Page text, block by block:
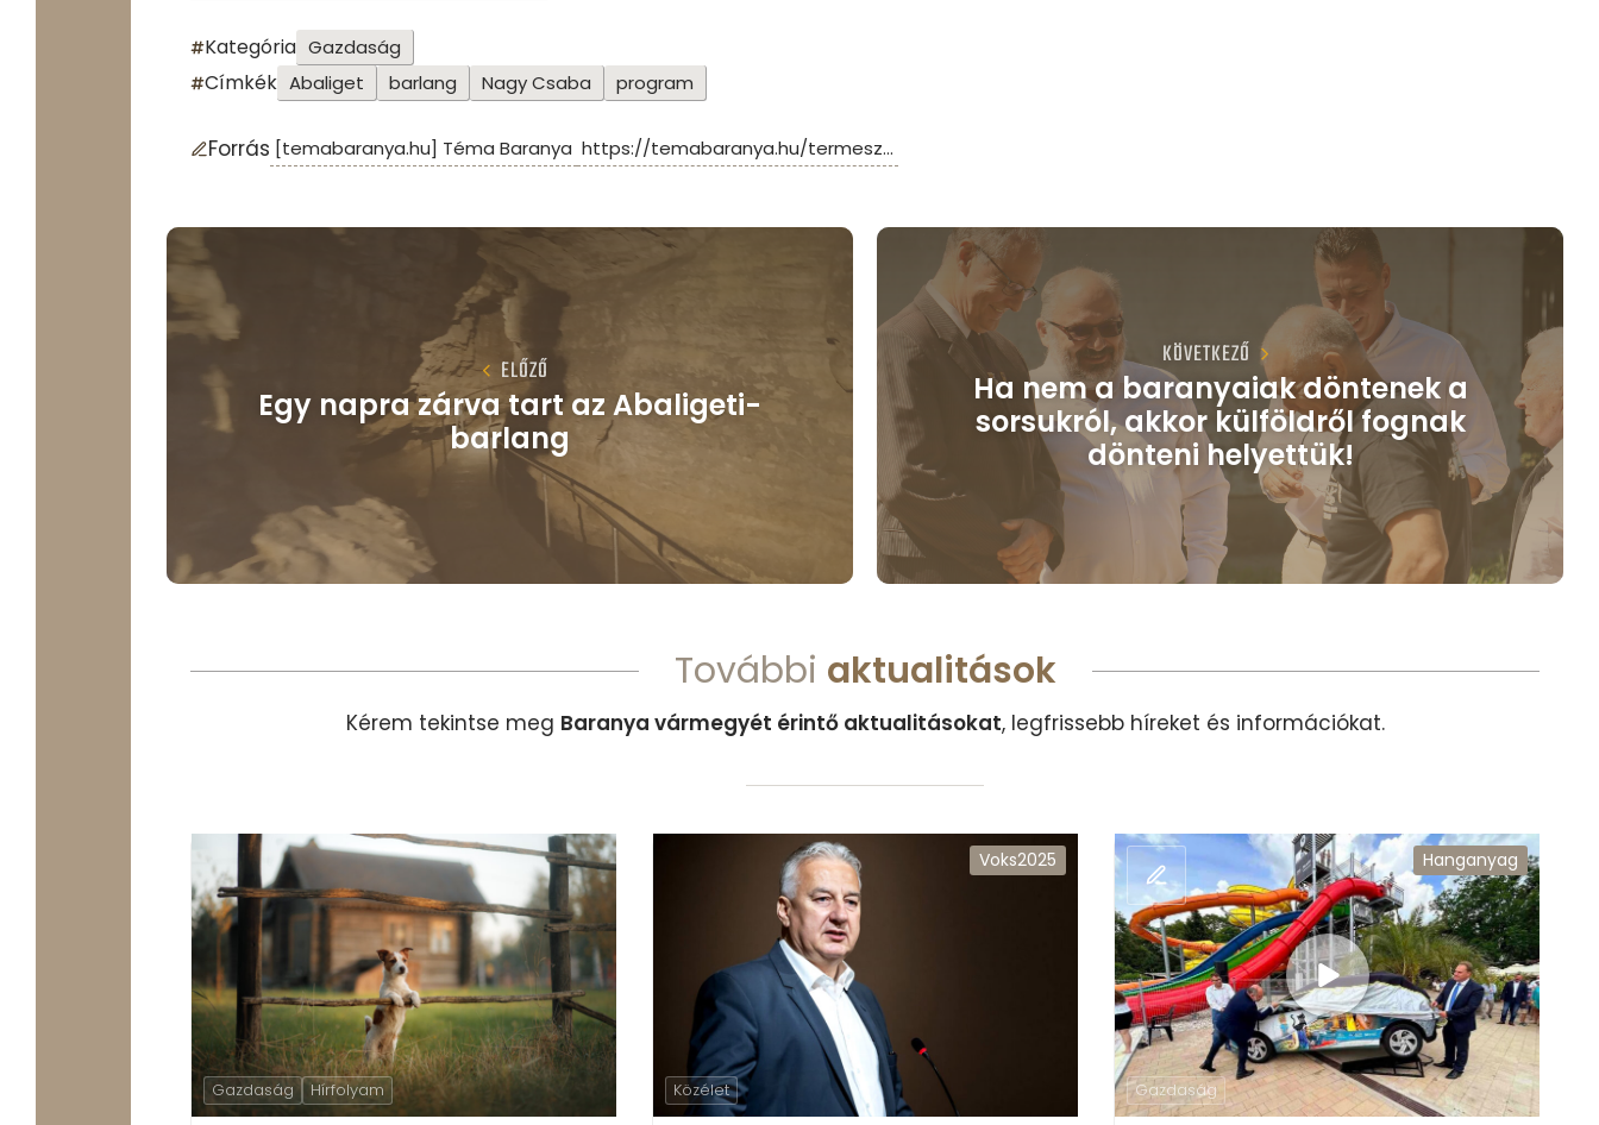
Kategória Gazdaság
Címkék Abaliget barlang Nagy Csaba program
Forrás [temabaranya.hu] Téma Baranya https://temabaranya.hu/termesz...
ELŐZŐ
Egy napra zárva tart az Abaligeti-
barlang
KÖVETKEZŐ
Ha nem a baranyaiak döntenek a
sorsukról, akkor külföldről fognak
dönteni helyettük!
További aktualitások
Kérem tekintse meg Baranya vármegyét érintő aktualitásokat, legfrissebb híreket és információkat.
Gazdaság Hírfolyam
Voks2025
Közélet
Hanganyag
Gazdaság